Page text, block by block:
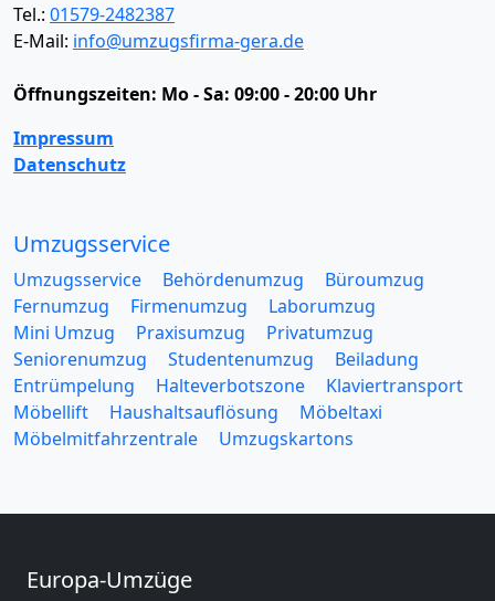
Tel.: 01579-2482387
E-Mail: info@umzugsfirma-gera.de
Öffnungszeiten: Mo - Sa: 09:00 - 20:00 Uhr
Impressum
Datenschutz
Umzugsservice
Umzugsservice Behördenumzug
Büroumzug
Fernumzug
Firmenumzug
Laborumzug
Mini Umzug
Praxisumzug
Privatumzug
Seniorenumzug
Studentenumzug
Beiladung
Entrümpelung
Halteverbotszone
Klaviertransport
Möbellift
Haushaltsauflösung
Möbeltaxi
Möbelmitfahrzentrale
Umzugskartons
Europa-Umzüge